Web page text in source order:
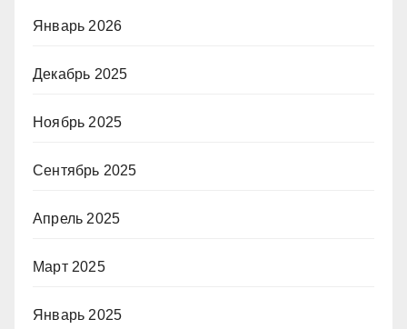
Январь 2026
Декабрь 2025
Ноябрь 2025
Сентябрь 2025
Апрель 2025
Март 2025
Январь 2025